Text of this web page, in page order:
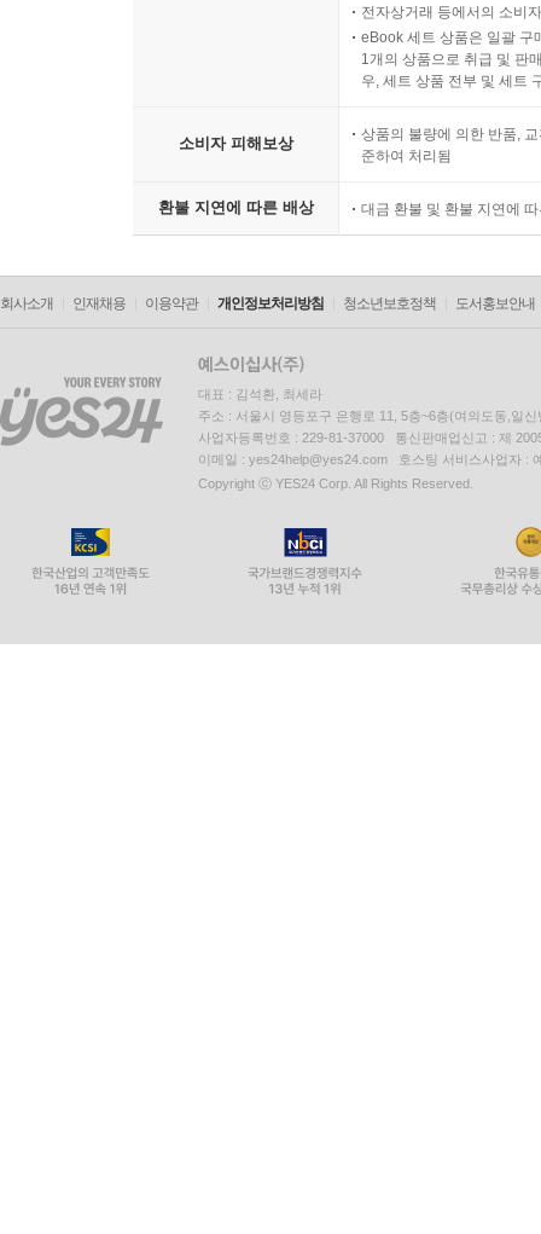
전자상거래 등에서의 소비
eBook 세트 상품은 일괄 구
1개의 상품으로 취급 및 판
우, 세트 상품 전부 및 세트
소비자 피해보상
상품의 불량에 의한 반품,
준하여 처리됨
환불 지연에 따른 배상 대금 환불 및 환불 지연에
회사소개 인재채용 이용약관 개인정보처리방침 청소년보호정책 도서홍보안내
대표 : 김석환, 최세라
주소 : 서울시 영등포구 은행로 11, 5층~6층(여의도동,일신
사업자등록번호 : 229-81-37000 통신판매업신고 : 제
이메일 : yes24help@yes24.com 호스팅 서비스사업자 :
Copyright ⓒ YES24 Corp. All Rights Reserved.